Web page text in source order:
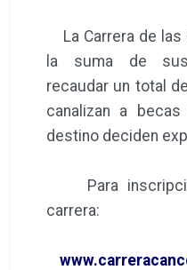
La Carrera de las
la suma de
recaudar un total
canalizan a
destino deciden
Para
carrera: